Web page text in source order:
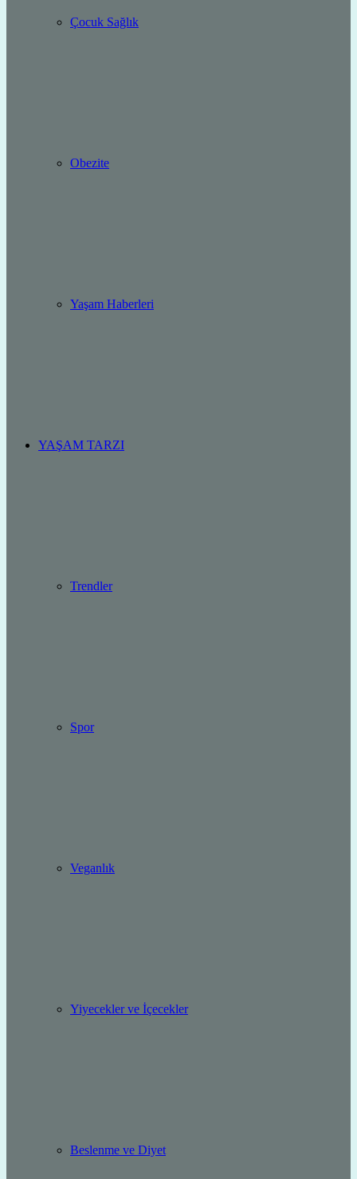
Çocuk Sağlık
Obezite
Yaşam Haberleri
YAŞAM TARZI
Trendler
Spor
Veganlık
Yiyecekler ve İçecekler
Beslenme ve Diyet